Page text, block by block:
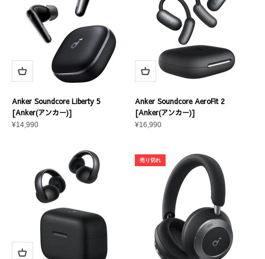
Anker Soundcore Liberty 5
[Anker(アンカー)]
セール価格
¥14,990
Anker Soundcore AeroFit 2
[Anker(アンカー)]
セール価格
¥16,990
売り切れ